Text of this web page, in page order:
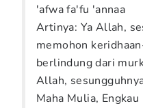
'afwa fa'fu 'annaa
Artinya: Ya Allah,
memohon
berlindung dari
Allah,
Maha Mulia,